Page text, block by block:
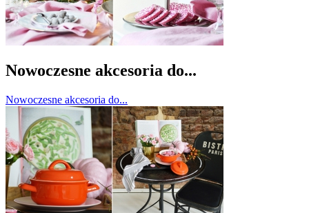
Nowoczesne akcesoria do...
Nowoczesne akcesoria do...